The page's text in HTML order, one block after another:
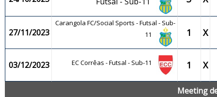
27/11/2023
Carangola FC/Social Sports - Futsal - Sub-
11
1 X
03/12/2023 EC Corrêas - Futsal - Sub-11 1 X
Meeting